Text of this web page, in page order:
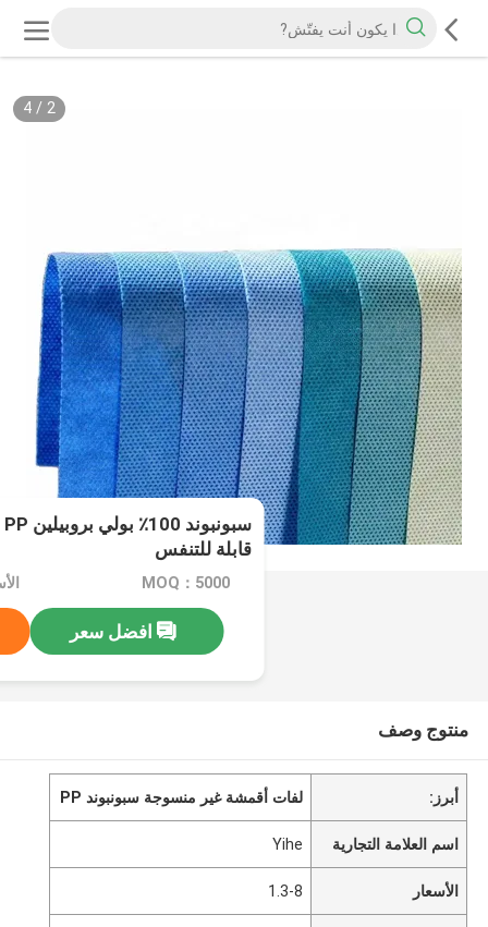
2
/
4
قابلة للتنفس
MOQ：5000
افضل سعر
منتوج وصف
أبرز: لفات أقمشة غير منسوجة سبونبوند PP
اسم العلامة التجارية Yihe
الأسعار 1.3-8